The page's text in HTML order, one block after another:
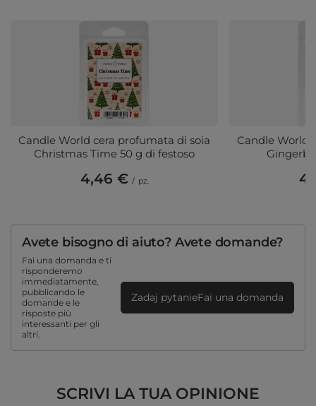
Candle World cera profumata di soia
Christmas Time 50 g di festoso
4,46 € / pz.
Candle World
Avete bisogno di aiuto? Avete domande?
Fai una domanda e ti
risponderemo
immediatamente,
pubblicando le
domande e le
risposte più
interessanti per gli
altri.
Zadaj pytanieFai una domanda
SCRIVI LA TUA OPINIONE